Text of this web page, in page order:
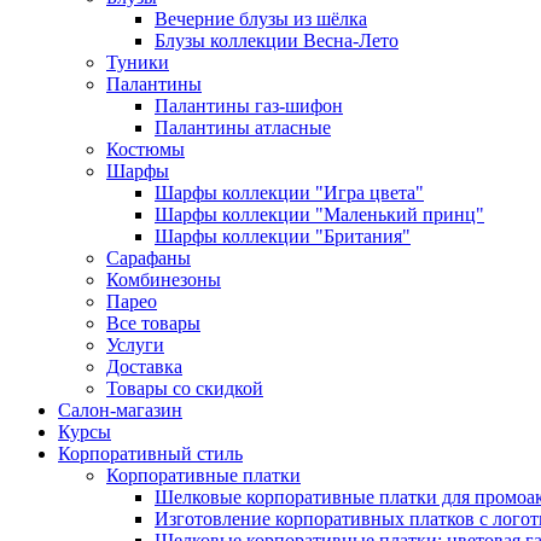
Вечерние блузы из шёлка
Блузы коллекции Весна-Лето
Туники
Палантины
Палантины газ-шифон
Палантины атласные
Костюмы
Шарфы
Шарфы коллекции "Игра цвета"
Шарфы коллекции "Маленький принц"
Шарфы коллекции "Британия"
Сарафаны
Комбинезоны
Парео
Все товары
Услуги
Доставка
Товары со скидкой
Салон-магазин
Курсы
Корпоративный стиль
Корпоративные платки
Шелковые корпоративные платки для
Изготовление корпоративных платков с